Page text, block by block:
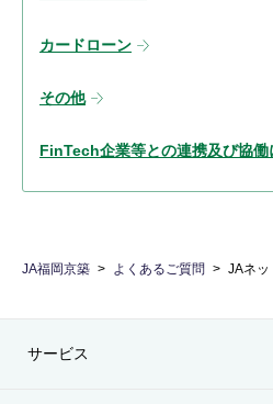
カードローン
その他
FinTech企業等との連携及び協働
JA福岡京築 よくあるご質問 JAネッ
サービス